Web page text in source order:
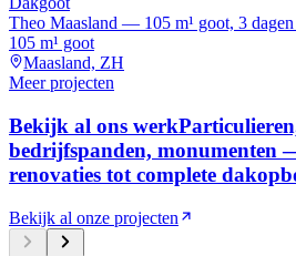
Theo Maasland — 105 m¹ goot, 3 dagen
105 m¹ goot
Maasland, ZH
Meer projecten
Bekijk al ons werk
bedrijfspanden, monumenten
renovaties tot complete
Bekijk al onze projecten